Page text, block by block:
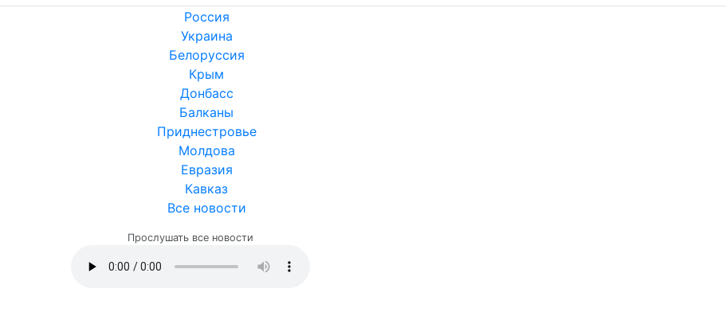
Россия
Украина
Белоруссия
Крым
Донбасс
Балканы
Приднестровье
Молдова
Евразия
Кавказ
Все новости
Прослушать все новости